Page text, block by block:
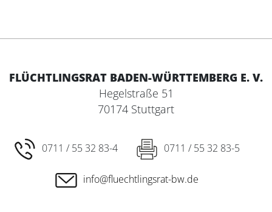
FLÜCHTLINGSRAT BADEN-WÜRTTEMBERG E. V.
Hegelstraße 51
70174 Stuttgart
0711 / 55 32 83-4 0711 / 55 32 83-5
info@fluechtlingsrat-bw.de